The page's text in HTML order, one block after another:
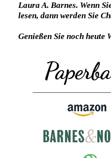
Laura A. Barnes. Wenn
lesen, dann werden Sie
Genießen Sie noch heute